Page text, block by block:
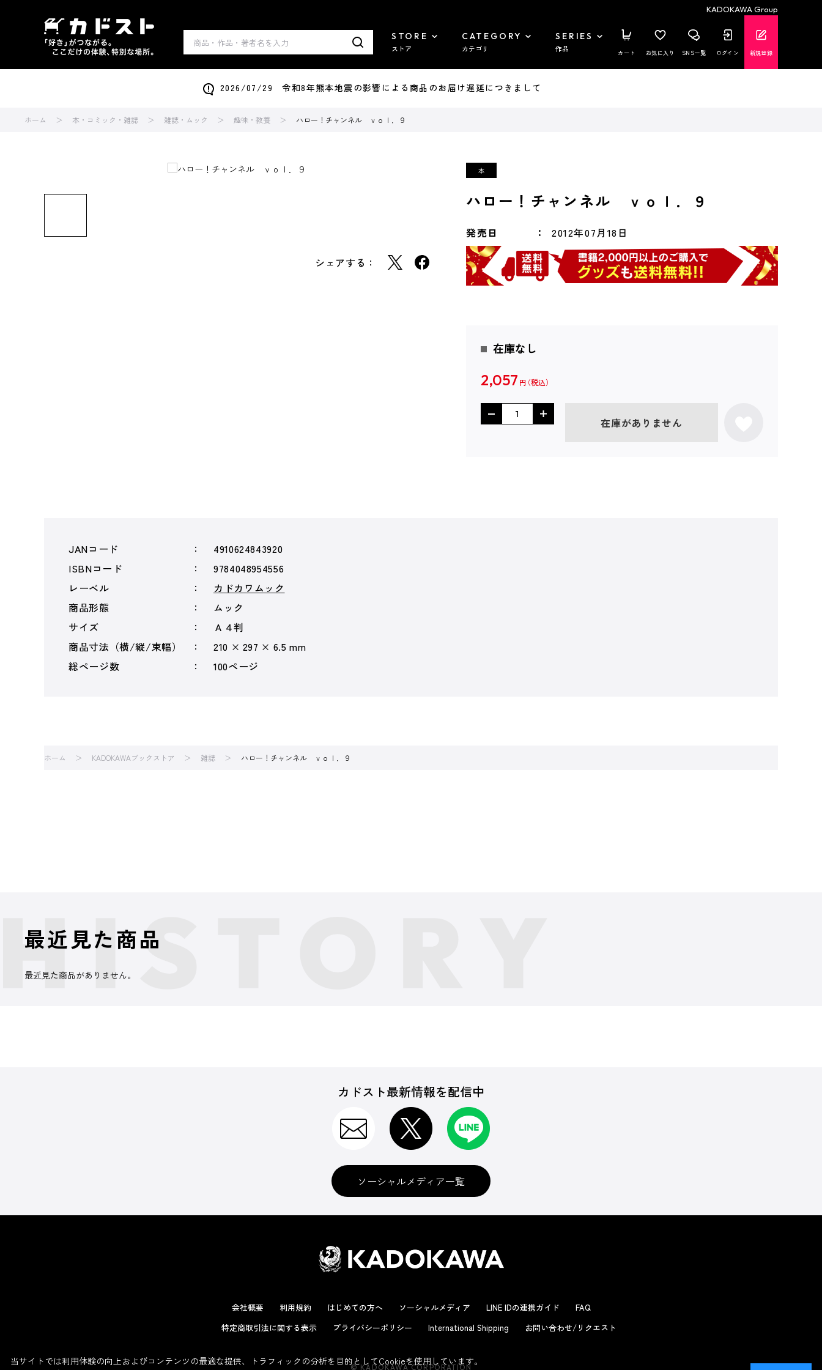
KADOKAWA Group
STORE
ストア
CATEGORY
カテゴリ
SERIES
作品 カート お気に入り SNS一覧 ログイン 新規登録
2026/07/29 令和8年熊本地震の影響による商品のお届け遅延につきまして
ホーム 本・コミック・雑誌 雑誌・ムック 趣味・教養 ハロー！チャンネル ｖｏｌ．９
シェアする：
ハロー！チャンネル ｖｏｌ．９
発売日 2012年07月18日
在庫なし
2,057 円
在庫がありません
JANコード
4910624843920
ISBNコード
9784048954556
レーベル
カドカワムック
商品形態
ムック
サイズ
Ａ４判
商品寸法（横/縦/束幅）
210 × 297 × 6.5 mm
総ページ数
100ページ
ホーム KADOKAWAブックストア 雑誌 ハロー！チャンネル ｖｏｌ．９
最近見た商品
最近見た商品がありません。
カドスト最新情報を配信中
ソーシャルメディア一覧
会社概要 利用規約 はじめての方へ ソーシャルメディア LINE IDの連携ガイド
FAQ
特定商取引法に関する表示
プライバシーポリシー International Shipping お問い合わせ/リクエスト
© KADOKAWA CORPORATION
当サイトでは利用体験の向上およびコンテンツの最適な提供、トラフィックの分析を目的としてCookieを使用しています。